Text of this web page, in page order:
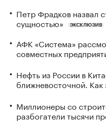
Петр Фрадков назвал
сущностью»
ЭКСКЛЮЗИВ
АФК «Система»
совместных
Нефть из России в
ближневосточной. Как
Миллионеры со
разбогатели тысячи